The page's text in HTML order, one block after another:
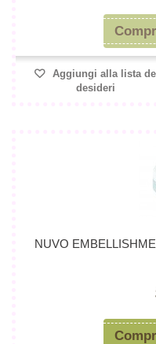
Aggiungi alla lista
desideri
NUVO